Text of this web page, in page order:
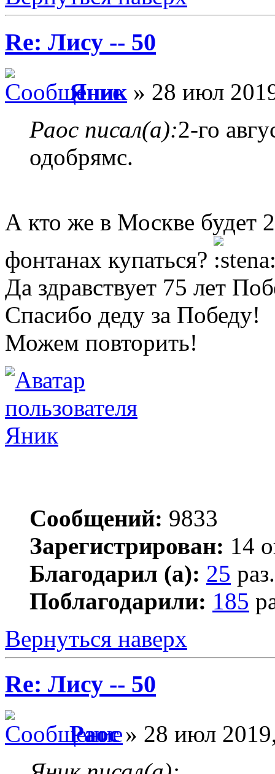
Re: Лису -- 50
Яник » 28 июл
Раос писал(а):2-го
одобрямс.
А кто же в Москве будет
фонтанах купаться?
Да здравствует 75 лет
Спасибо деду за Победу!
Можем повторить!
Яник
Сообщений: 9833
Зарегистрирован: 14
Благодарил (а): 25 раз.
Поблагодарили: 185
Вернуться наверх
Re: Лису -- 50
Раос» 28 июл